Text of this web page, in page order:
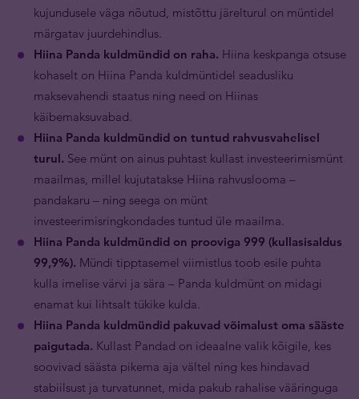
kujundusele väga nõutud, mistõttu järelturul on müntidel
märgatav juurdehindlus.
Hiina Panda kuldmündid on raha. Hiina keskpanga otsuse
kohaselt on Hiina Panda kuldmüntidel seadusliku
maksevahendi staatus ning need on Hiinas
käibemaksuvabad.
Hiina Panda kuldmündid on tuntud rahvusvahelisel
turul. See münt on ainus puhtast kullast investeerimismünt
maailmas, millel kujutatakse Hiina rahvuslooma –
pandakaru – ning seega on münt
investeerimisringkondades tuntud üle maailma.
Hiina Panda kuldmündid on prooviga 999 (kullasisaldus
99,9%). Mündi tipptasemel viimistlus toob esile puhta
kulla imelise värvi ja sära – Panda kuldmünt on midagi
enamat kui lihtsalt tükike kulda.
Hiina Panda kuldmündid pakuvad võimalust oma sääste
paigutada. Kullast Pandad on ideaalne valik kõigile, kes
soovivad säästa pikema aja vältel ning kes hindavad
stabiilsust ja turvatunnet, mida pakub rahalise vääringuga